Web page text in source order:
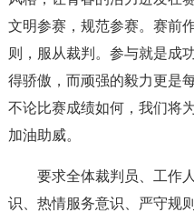
文明参赛，规范参赛。赛前
则，服从裁判。参与就是成
得骄傲，而顽强的毅力更是
不论比赛成绩如何，我们将
加油助威。
要求全体裁判员、工作
识、热情服务意识、严守规